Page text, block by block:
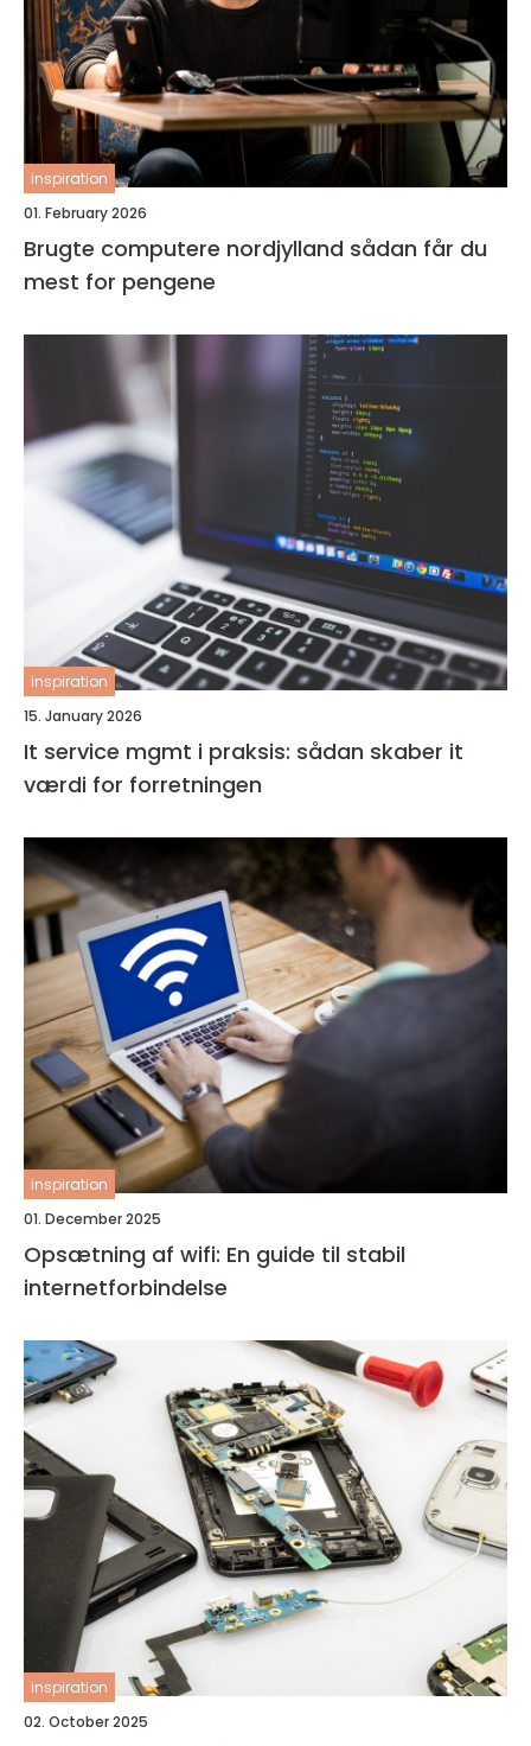
inspiration
01. February 2026
Brugte computere nordjylland sådan får du
mest for pengene
inspiration
15. January 2026
It service mgmt i praksis: sådan skaber it
værdi for forretningen
inspiration
01. December 2025
Opsætning af wifi: En guide til stabil
internetforbindelse
inspiration
02. October 2025